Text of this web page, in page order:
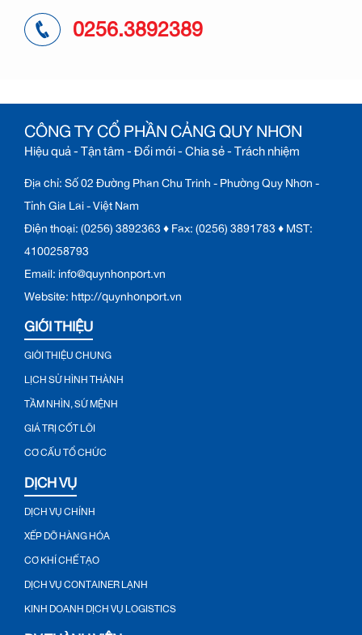
0256.3892389
CÔNG TY CỔ PHẦN CẢNG QUY NHƠN
Hiệu quả - Tận tâm - Đổi mới - Chia sẻ - Trách nhiệm
Địa chỉ: Số 02 Đường Phan Chu Trinh - Phường Quy Nhơn -
Tỉnh Gia Lai - Việt Nam
Điện thoại: (0256) 3892363 ♦ Fax: (0256) 3891783 ♦ MST:
4100258793
Email: info@quynhonport.vn
Website: http://quynhonport.vn
GIỚI THIỆU
GIỚI THIỆU CHUNG
LỊCH SỬ HÌNH THÀNH
TẦM NHÌN, SỨ MỆNH
GIÁ TRỊ CỐT LÕI
CƠ CẤU TỔ CHỨC
DỊCH VỤ
DỊCH VỤ CHÍNH
XẾP DỠ HÀNG HÓA
CƠ KHÍ CHẾ TẠO
DỊCH VỤ CONTAINER LẠNH
KINH DOANH DỊCH VỤ LOGISTICS